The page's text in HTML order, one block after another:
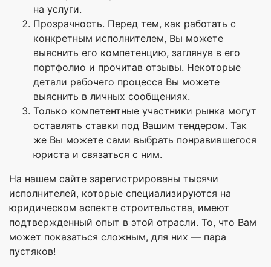
на услуги.
Прозрачность. Перед тем, как работать с
конкретным исполнителем, Вы можете
выяснить его компетенцию, заглянув в его
портфолио и прочитав отзывы. Некоторые
детали рабочего процесса Вы можете
выяснить в личных сообщениях.
Только компетентные участники рынка могут
оставлять ставки под Вашим тендером. Так
же Вы можете сами выбрать понравившегося
юриста и связаться с ним.
На нашем сайте зарегистрированы тысячи
исполнителей, которые специализируются на
юридическом аспекте строительства, имеют
подтвержденный опыт в этой отрасли. То, что Вам
может показаться сложным, для них — пара
пустяков!